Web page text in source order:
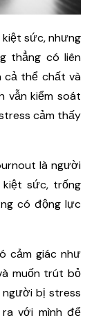
sức, nhưng
thẳng có liên
cả thể chất và
vẫn kiểm soát
cảm thấy
là người
sức, trống
có động lực
cảm giác như
muốn trút bỏ
bị stress
với mình để